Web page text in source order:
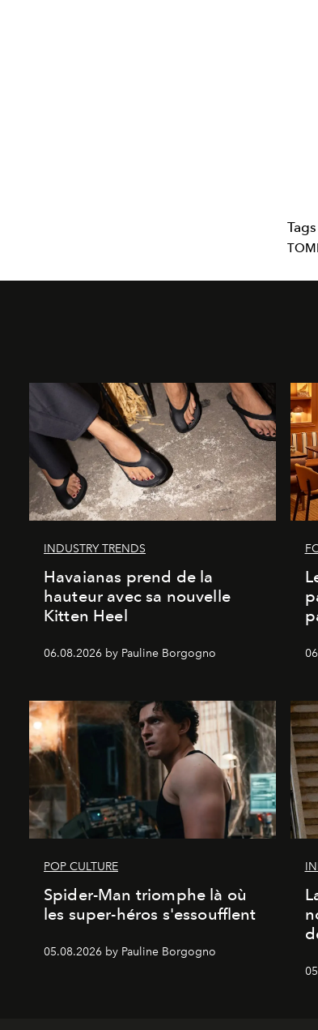
Tags
INDUSTRY TRENDS
Havaianas prend de la
hauteur avec sa nouvelle
Kitten Heel
06.08.2026 by Pauline Borgogno
POP CULTURE
Spider-Man triomphe là où
les super-héros s'essoufflent
05.08.2026 by Pauline Borgogno